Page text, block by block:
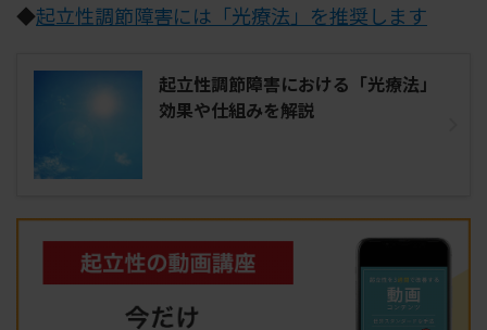
◆起立性調節障害には「光療法」を推奨します
起立性調節障害における「光療法」
効果や仕組みを解説